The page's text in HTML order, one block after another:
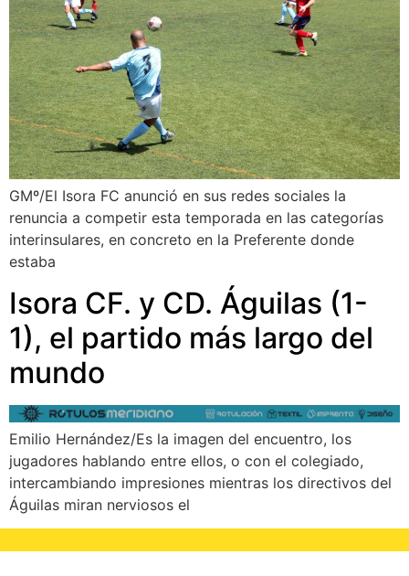
GMº/El Isora FC anunció en sus redes sociales la
renuncia a competir esta temporada en las categorías
interinsulares, en concreto en la Preferente donde
estaba
Isora CF. y CD. Águilas (1-
1), el partido más largo del
mundo
Emilio Hernández/Es la imagen del encuentro, los
jugadores hablando entre ellos, o con el colegiado,
intercambiando impresiones mientras los directivos del
Águilas miran nerviosos el